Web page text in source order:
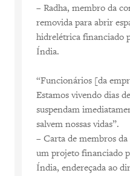
– Radha, membro da
removida para abrir
hidrelétrica financiado
Índia.
“Funcionários [da
Estamos vivendo dias
suspendam
salvem nossas vidas”.
– Carta de membros
um projeto financiado
Índia, endereçada ao